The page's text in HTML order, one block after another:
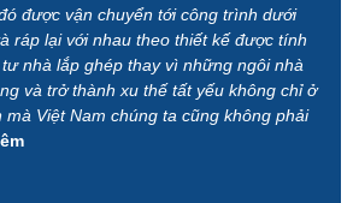
được vận chuyển tới công trình dưới
ráp lại với nhau theo thiết kế được tính
nhà lắp ghép thay vì những ngôi nhà
và trở thành xu thế tất yếu không chỉ ở
Việt Nam chúng ta cũng không phải